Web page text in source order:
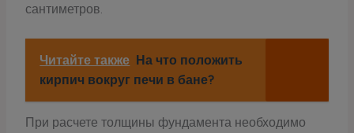
сантиметров.
Читайте также На что положить
кирпич вокруг печи в бане?
При расчете толщины фундамента необходимо